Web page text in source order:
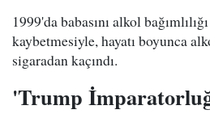
1999'da babasını alkol
kaybetmesiyle, hayatı boyunca
sigaradan kaçındı.
'Trump